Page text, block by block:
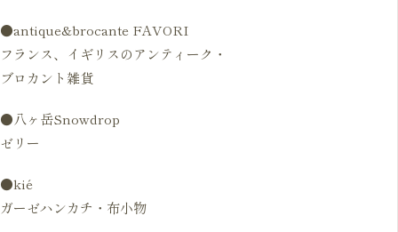
●antique&brocante FAVORI
フランス、イギリスのアンティーク・
ブロカント雑貨
●八ヶ岳Snowdrop
ゼリー
●kié
ガーゼハンカチ・布小物